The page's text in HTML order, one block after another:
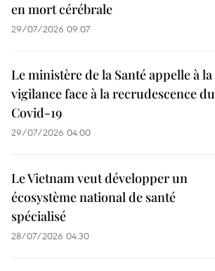
en mort cérébrale
29/07/2026 09:07
Le ministère de la Santé appelle à la
vigilance face à la recrudescence du
Covid-19
29/07/2026 04:00
Le Vietnam veut développer un
écosystème national de santé
spécialisé
28/07/2026 04:30